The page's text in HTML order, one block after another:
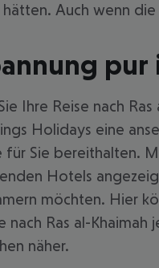
Auch wenn die
pur
Ihre Reise nach
Holidays eine
Sie bereithalten.
Hotels
möchten. Hier
nach Ras al-
näher.